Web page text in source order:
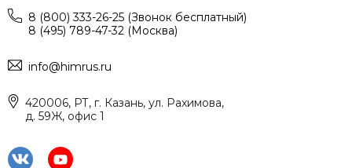
8 (800) 333-26-25 (Звонок бесплатный)
8 (495) 789-47-32 (Москва)
info@himrus.ru
420006, РТ, г. Казань, ул. Рахимова,
д. 59Ж, офис 1